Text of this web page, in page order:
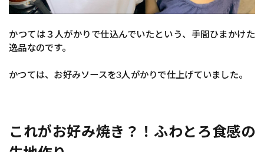
かつては３人がかりで仕込んでいたという、手間ひまかけた
逸品なのです。
かつては、お好みソースを3人がかりで仕上げていました。
これがお好み焼き？！ふわとろ食感の